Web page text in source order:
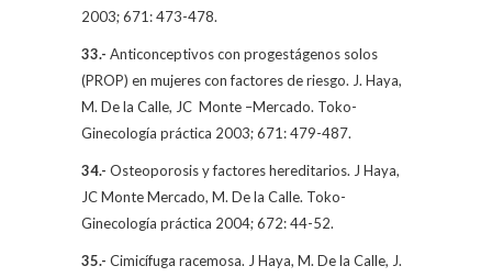
2003; 671: 473-478.
33.- Anticonceptivos con progestágenos solos
(PROP) en mujeres con factores de riesgo. J. Haya,
M. De la Calle, JC Monte –Mercado. Toko-
Ginecología práctica 2003; 671: 479-487.
34.- Osteoporosis y factores hereditarios. J Haya,
JC Monte Mercado, M. De la Calle. Toko-
Ginecología práctica 2004; 672: 44-52.
35.- Cimicífuga racemosa. J Haya, M. De la Calle, J.